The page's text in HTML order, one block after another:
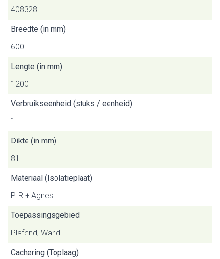
408328
Breedte (in mm)
600
Lengte (in mm)
1200
Verbruikseenheid (stuks / eenheid)
1
Dikte (in mm)
81
Materiaal (Isolatieplaat)
PIR + Agnes
Toepassingsgebied
Plafond, Wand
Cachering (Toplaag)